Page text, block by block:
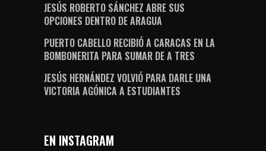
JESÚS ROBERTO SÁNCHEZ ABRE SUS
OPCIONES DENTRO DE ARAGUA
PUERTO CABELLO RECIBIÓ A CARACAS EN LA
BOMBONERITA PARA SUMAR DE A TRES
JESÚS HERNÁNDEZ VOLVIÓ PARA DARLE UNA
VICTORIA AGÓNICA A ESTUDIANTES
EN INSTAGRAM